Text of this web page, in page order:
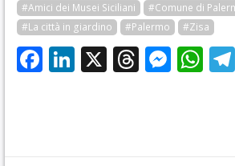
#Amici dei Musei Siciliani
#Comune di
#La città in giardino
#Palermo #Zisa
Facebook
LinkedIn
X Threads